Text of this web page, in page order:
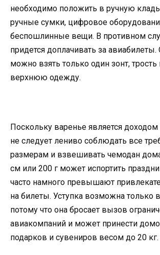
необходимо положить в ручную
ручные сумки, цифровое
беспошлинные вещи. В противном
придется доплачивать за авиабилеты.
можно взять только один зонт, трость
верхнюю одежду.
Поскольку варенье является
не следует лениво соблюдать все
размерам и взвешивать чемодан
см или 200 г может испортить
часто намного превышают
на билеты. Уступка возможна только
потому что она бросает вызов
авиакомпаний и может принести
подарков и сувениров весом до 20 кг.